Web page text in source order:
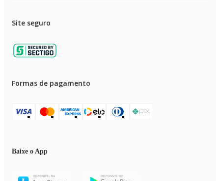
Site seguro
Formas de pagamento
Baixe o App